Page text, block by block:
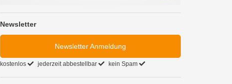
Newsletter
Newsletter Anmeldung
kostenlos jederzeit abbestellbar kein Spam